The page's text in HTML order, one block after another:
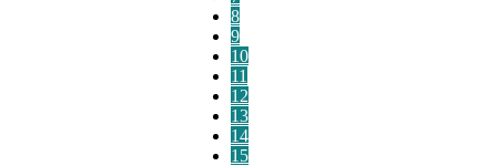
8
9
10
11
12
13
14
15